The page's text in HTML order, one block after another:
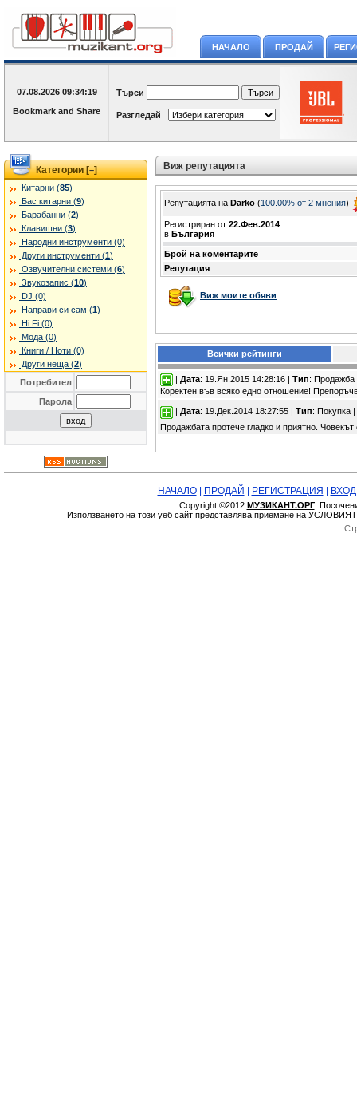
НАЧАЛО ПРОДАЙ
07.08.2026 09:34:19 Търси
Разгледай
Категории [–]
Китарни (85)
Бас китарни (9)
Барабанни (2)
Клавишни (3)
Народни инструменти (0)
Други инструменти (1)
Озвучителни системи (6)
Звукозапис (10)
DJ (0)
Направи си сам (1)
Hi Fi (0)
Мода (0)
Книги / Ноти (0)
Други неща (2)
Потребител
Парола
Виж репутацията
Репутацията на Darko (100.00% oт 2 мнения)
Регистриран от 22.Фев.2014
в България
Брой на коментарите
Репутация
Виж моите обяви
Всички рейтинги
| Дата: 19.Ян.2015 14:28:16 | Тип:
Коректен във всяко едно отношение!
Дата: 19.Дек.2014 18:27:55 | Тип: Покупка |
Продажбата протече гладко и приятно.
НАЧАЛО| ПРОДАЙ РЕГИСТРАЦИЯ ВХОД
Copyright ©2012 МУЗИКАНТ.ОРГ.
Използването на този уеб сайт представлява приемане на